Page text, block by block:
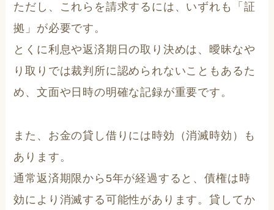
ただし、これらを請求するには、いずれも「証
拠」が必要です。
とくに利息や返済期日の取り決めは、曖昧なや
り取りでは裁判所に認められないこともあるた
め、文面や日時の明確な記録が重要です。
また、お金の貸し借りには時効（消滅時効）も
あります。
通常返済期限から5年が経過すると、債権は時
効により消滅する可能性があります。貸してか